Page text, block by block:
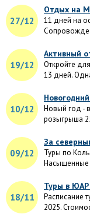
27/12
Отдых на
11 дней на
19/12
Активный
Откройте
13 дней.
10/12
Новый год -
розыгрыша
09/12
За
Туры по
Насыщенные
18/11
Туры в ЮАР
Расписание
2025.